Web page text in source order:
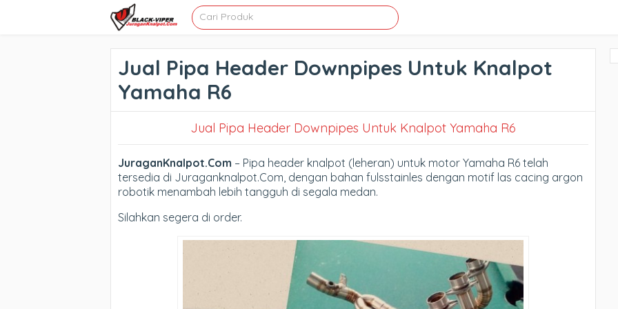
Jual Pipa Header Downpipes Untuk Knalpot
Yamaha R6
Jual Pipa Header Downpipes Untuk Knalpot Yamaha R6
JuraganKnalpot.Com – Pipa header knalpot (leheran) untuk motor Yamaha R6 telah
tersedia di Juraganknalpot.Com, dengan bahan fulsstainles dengan motif las cacing argon
robotik menambah lebih tangguh di segala medan.
Silahkan segera di order.